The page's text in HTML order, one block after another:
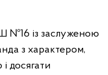
№16 із заслуженою
з характером,
досягати